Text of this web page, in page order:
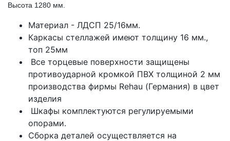
Высота 1280 мм.
Материал - ЛДСП 25/16мм.
Каркасы стеллажей имеют толщину 16 мм.,
топ 25мм
Все торцевые поверхности защищены
противоударной кромкой ПВХ толщиной 2 мм
производства фирмы Rehau (Германия) в цвет
изделия
Шкафы комплектуются регулируемыми
опорами.
Сборка деталей осуществляется на